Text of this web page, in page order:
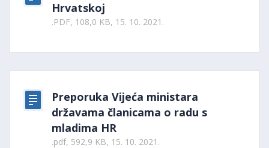
Hrvatskoj
.PDF, 108,0 KB, 15. 10. 2021.
Preporuka Vijeća ministara
državama članicama o radu s
mladima HR
.pdf, 592,9 KB, 15. 10. 2021.